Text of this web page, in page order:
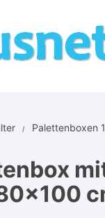
Palettenboxen